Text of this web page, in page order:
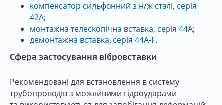
компенсатор сильфонний з н/ж сталі, серія
42А;
монтажна телескопічна вставка, серія 44А;
демонтажна вставка, серія 44А-F.
Сфера застосування вібровставки
Рекомендовані для встановлення в систему
трубопроводів з можливими гідроударами